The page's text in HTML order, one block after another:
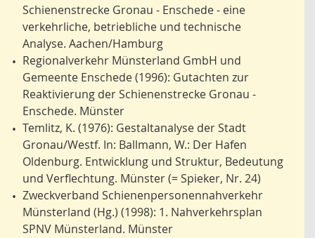
Schienenstrecke Gronau - Enschede - eine
verkehrliche, betriebliche und technische
Analyse. Aachen/Hamburg
• Regionalverkehr Münsterland GmbH und
Gemeente Enschede (1996): Gutachten zur
Reaktivierung der Schienenstrecke Gronau -
Enschede. Münster
• Temlitz, K. (1976): Gestaltanalyse der Stadt
Gronau/Westf. In: Ballmann, W.: Der Hafen
Oldenburg. Entwicklung und Struktur, Bedeutung
und Verflechtung. Münster (= Spieker, Nr. 24)
• Zweckverband Schienenpersonennahverkehr
Münsterland (Hg.) (1998): 1. Nahverkehrsplan
SPNV Münsterland. Münster